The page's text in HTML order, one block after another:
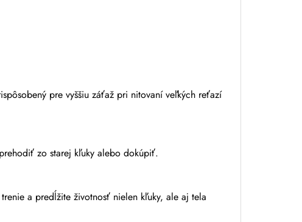
pre vyššiu záťaž pri nitovaní veľkých reťazí
zo starej kľuky alebo dokúpiť.
a predĺžite životnosť nielen kľuky, ale aj tela